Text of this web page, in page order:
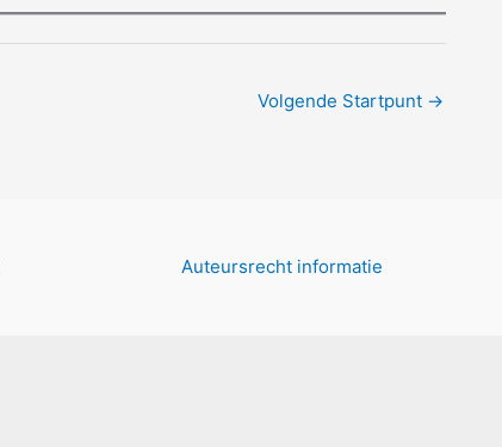
Volgende Startpunt →
Auteursrecht informatie